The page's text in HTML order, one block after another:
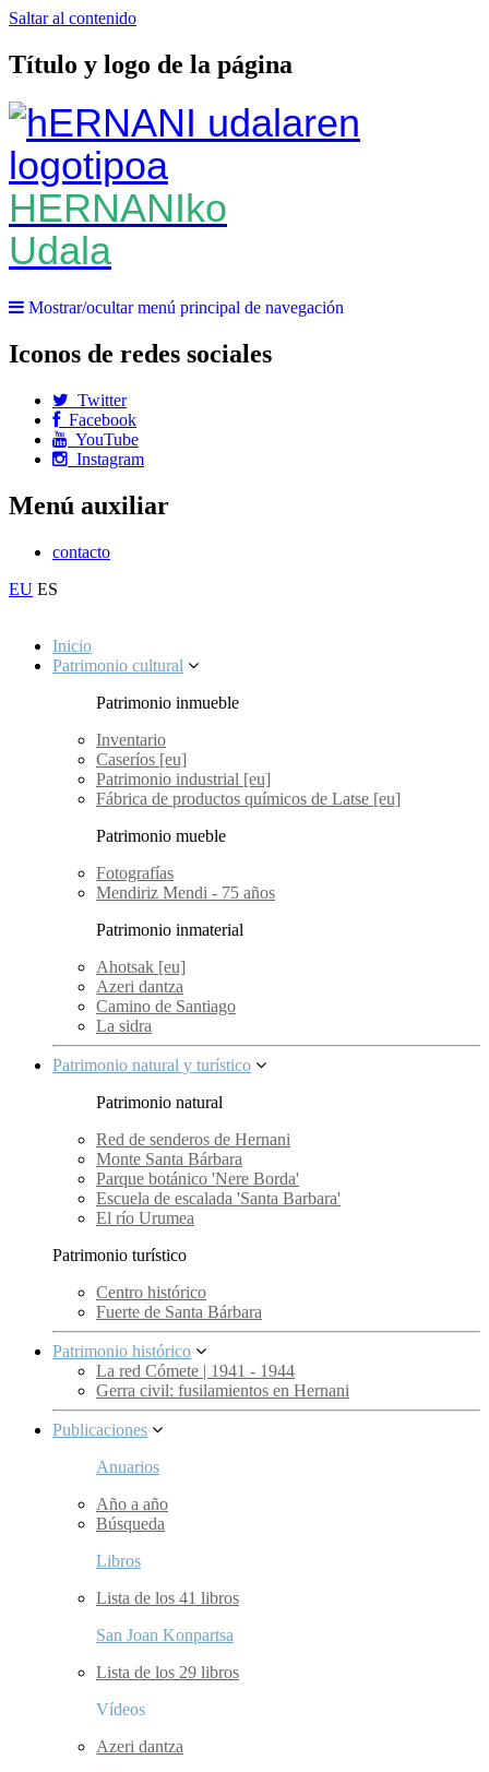
Saltar al contenido
Título y logo de la página
HERNANIko
Udala
Mostrar/ocultar menú principal de navegación
Iconos de redes sociales
Twitter
Facebook
YouTube
Instagram
Menú auxiliar
contacto
EU ES
Inicio
Patrimonio cultural
Patrimonio inmueble
Inventario
Caseríos [eu]
Patrimonio industrial [eu]
Fábrica de productos químicos de Latse [eu]
Patrimonio mueble
Fotografías
Mendiriz Mendi - 75 años
Patrimonio inmaterial
Ahotsak [eu]
Azeri dantza
Camino de Santiago
La sidra
Patrimonio natural y turístico
Patrimonio natural
Red de senderos de Hernani
Monte Santa Bárbara
Parque botánico 'Nere Borda'
Escuela de escalada 'Santa Barbara'
El río Urumea
Patrimonio turístico
Centro histórico
Fuerte de Santa Bárbara
Patrimonio histórico
La red Cómete | 1941 - 1944
Gerra civil: fusilamientos en Hernani
Publicaciones
Anuarios
Año a año
Búsqueda
Libros
Lista de los 41 libros
San Joan Konpartsa
Lista de los 29 libros
Vídeos
Azeri dantza